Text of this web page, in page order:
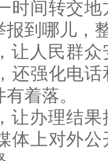
时间转交
报到哪儿，
民群众
还强化电
着落。
理结果
体上对外